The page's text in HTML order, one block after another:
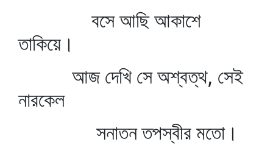
বসে আছি আকাশে
তাকিয়ে।
আজ দেখি সে অশ্বত্থ, সেই
নারকেল
সনাতন তপস্বীর মতো।